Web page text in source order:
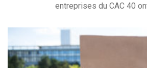
entreprises du CAC 40 ont